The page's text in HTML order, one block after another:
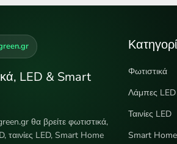
LED & Smart
θα βρείτε φωτιστικά,
ταινίες LED, Smart Home
Φωτιστικά
Λάμπες LED
Ταινίες LED
Smart Home